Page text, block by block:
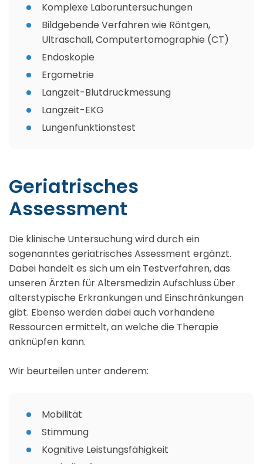
Komplexe Laboruntersuchungen
Bildgebende Verfahren wie Röntgen,
Ultraschall, Computertomographie (CT)
Endoskopie
Ergometrie
Langzeit-Blutdruckmessung
Langzeit-EKG
Lungenfunktionstest
Geriatrisches
Assessment
Die klinische Untersuchung wird durch ein
sogenanntes geriatrisches Assessment ergänzt.
Dabei handelt es sich um ein Testverfahren, das
unseren Ärzten für Altersmedizin Aufschluss über
alterstypische Erkrankungen und Einschränkungen
gibt. Ebenso werden dabei auch vorhandene
Ressourcen ermittelt, an welche die Therapie
anknüpfen kann.
Wir beurteilen unter anderem:
Mobilität
Stimmung
Kognitive Leistungsfähigkeit